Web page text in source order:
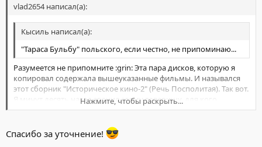
vlad2654 написал(а):
Кысиль написал(а):
"Тараса Бульбу" польского, если честно, не припоминаю...
Нажмите, чтобы раскрыть...
Разумеется не припомните :grin: Эта пара дисков, которую я
копировал содержала вышеуказанные фильмы. И назывался
этот сборник "Историческое кино-2" (Речь Посполитая). Так вот.
Я минут десять назад звонил этому товарищу, для кого
копировал и выяснил, что тетралогия "Война за веру" состояла
1. Магист (Ян Гус)
2. Полководец (Ян Жижка)
Нажмите, чтобы раскрыть...
Спасибо за уточнение!